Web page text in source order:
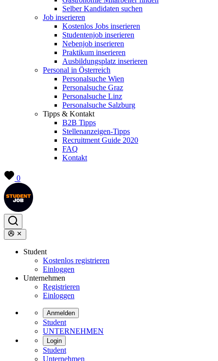
Selber Kandidaten suchen
Job inserieren
Kostenlos Jobs inserieren
Studentenjob inserieren
Nebenjob inserieren
Praktikum inserieren
Ausbildungsplatz inserieren
Personal in Österreich
Personalsuche Wien
Personalsuche Graz
Personalsuche Linz
Personalsuche Salzburg
Tipps & Kontakt
B2B Tipps
Stellenanzeigen-Tipps
Recruitment Guide 2020
FAQ
Kontakt
0
Student
Kostenlos registrieren
Einloggen
Unternehmen
Registrieren
Einloggen
Anmelden
Student
UNTERNEHMEN
Login
Student
Unternehmen